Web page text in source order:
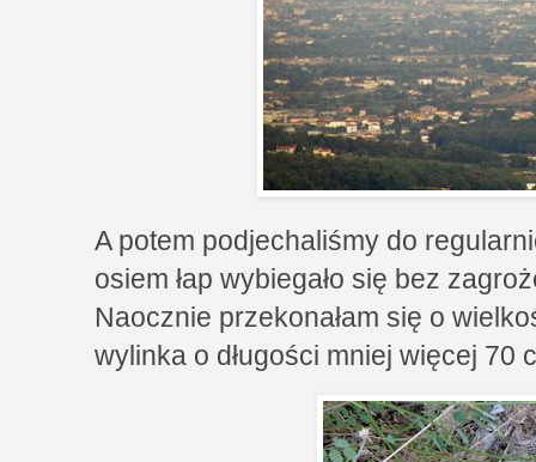
A potem podjechaliśmy do
osiem łap wybiegało się bez
Naocznie przekonałam się o
wylinka o długości mniej więcej 70